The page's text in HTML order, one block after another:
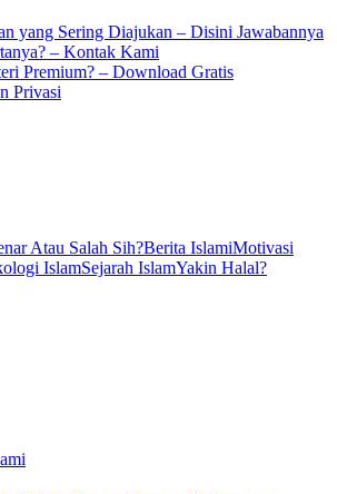
yang Sering Diajukan – Disini Jawabannya
– Kontak Kami
Premium? – Download Gratis
Privasi
Atau Salah Sih?Berita IslamiMotivasi
IslamSejarah IslamYakin Halal?